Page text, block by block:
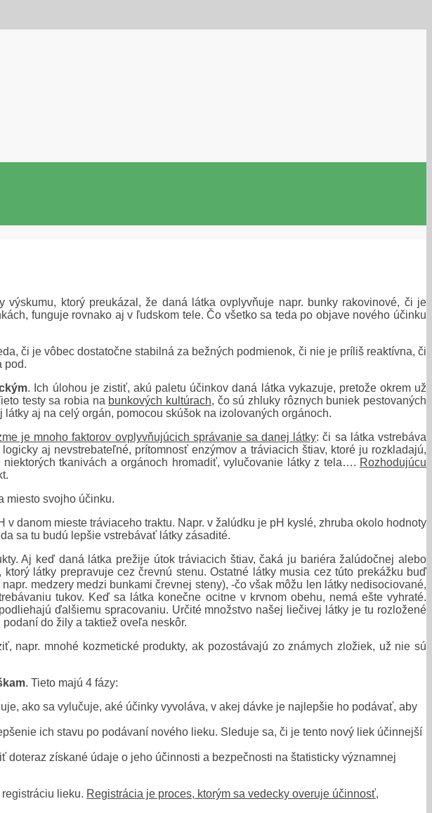
ktorý preukázal, že daná látka ovplyvňuje napr. bunky rakovinové, či je
funguje rovnako aj v ľudskom tele. Čo všetko sa teda po objave nového účinku
či je vôbec dostatočne stabilná za bežných podmienok, či nie je príliš reaktívna, či
pod.
. Ich úlohou je zistiť, akú paletu účinkov daná látka vykazuje, pretože okrem už
testy sa robia na bunkových kultúrach, čo sú zhluky rôznych buniek pestovaných
aj na celý orgán, pomocou skúšok na izolovaných orgánoch.
je mnoho faktorov ovplyvňujúcich správanie sa danej látky: či sa látka vstrebáva
aj nevstrebateľné, prítomnosť enzýmov a tráviacich štiav, ktoré ju rozkladajú,
tkanivách a orgánoch hromadiť, vylučovanie látky z tela…. Rozhodujúcu
miesto svojho účinku.
danom mieste tráviaceho traktu. Napr. v žalúdku je pH kyslé, zhruba okolo hodnoty
sa tu budú lepšie vstrebávať látky zásadité.
Aj keď daná látka prežije útok tráviacich štiav, čaká ju bariéra žalúdočnej alebo
látky prepravuje cez črevnú stenu. Ostatné látky musia cez túto prekážku buď
medzery medzi bunkami črevnej steny), -čo však môžu len látky nedisociované,
tukov. Keď sa látka konečne ocitne v krvnom obehu, nemá ešte vyhraté.
ďalšiemu spracovaniu. Určité množstvo našej liečivej látky je tu rozložené
do žily a taktiež oveľa neskôr.
napr. mnohé kozmetické produkty, ak pozostávajú zo známych zložiek, už nie sú
. Tieto majú 4 fázy:
ako sa vylučuje, aké účinky vyvoláva, v akej dávke je najlepšie ho podávať, aby
ich stavu po podávaní nového lieku. Sleduje sa, či je tento nový liek účinnejší
získané údaje o jeho účinnosti a bezpečnosti na štatisticky významnej
lieku. Registrácia je proces, ktorým sa vedecky overuje účinnosť,